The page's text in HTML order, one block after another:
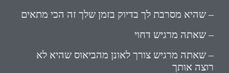
– שהיא מסרבת לך בדיוק בזמן שלך זה הכי מתאים
– שאתה מרגיש דחוי
– שאתה מרגיש צורך לאונן מהביאוס שהיא לא
רוצה אותך